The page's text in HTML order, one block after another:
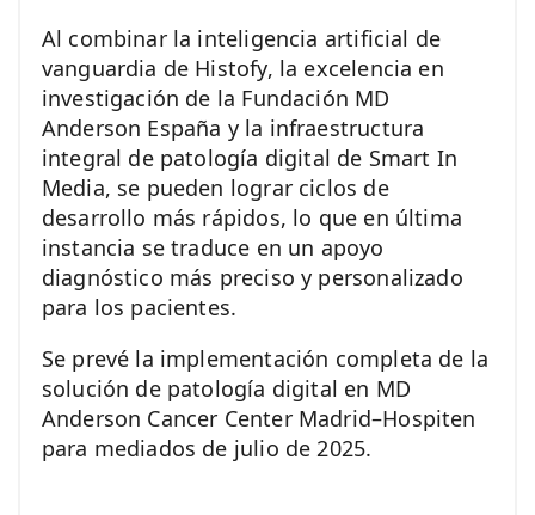
Al combinar la inteligencia artificial de
vanguardia de Histofy, la excelencia en
investigación de la Fundación MD
Anderson España y la infraestructura
integral de patología digital de Smart In
Media, se pueden lograr ciclos de
desarrollo más rápidos, lo que en última
instancia se traduce en un apoyo
diagnóstico más preciso y personalizado
para los pacientes.
Se prevé la implementación completa de la
solución de patología digital en MD
Anderson Cancer Center Madrid–Hospiten
para mediados de julio de 2025.